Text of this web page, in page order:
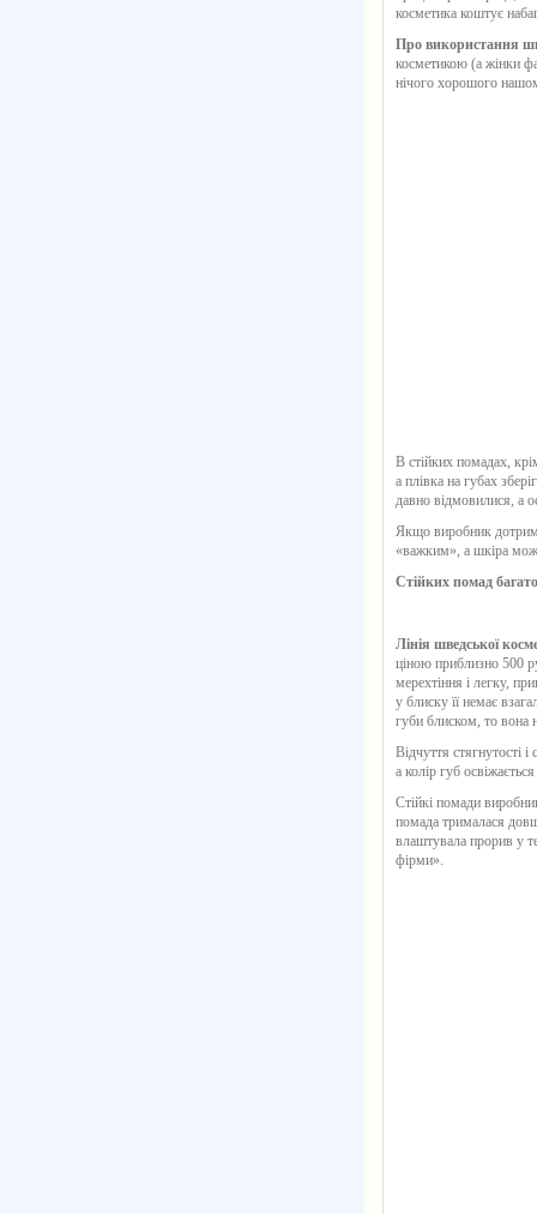
косметика коштує
Про використання
косметикою (а жінки
нічого хорошого
В стійких помадах,
а плівка на губах
давно відмовилися, а
Якщо виробник
«важким», а шкіра
Стійких помад багато
Лінія шведської
ціною приблизно 500
мерехтіння і легку,
у блиску її немає
губи блиском, то вона
Відчуття стягнутості
а колір губ
Стійкі помади
помада трималася
влаштувала прорив у
фірми».